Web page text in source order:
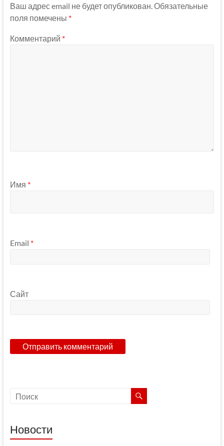
Ваш адрес email не будет опубликован. Обязательные
поля помечены *
Комментарий *
Имя *
Email *
Сайт
Новости